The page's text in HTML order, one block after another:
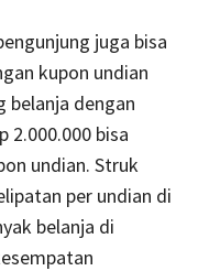
juga bisa
kupon undian
belanja dengan
2.000.000 bisa
undian. Struk
per undian di
belanja di